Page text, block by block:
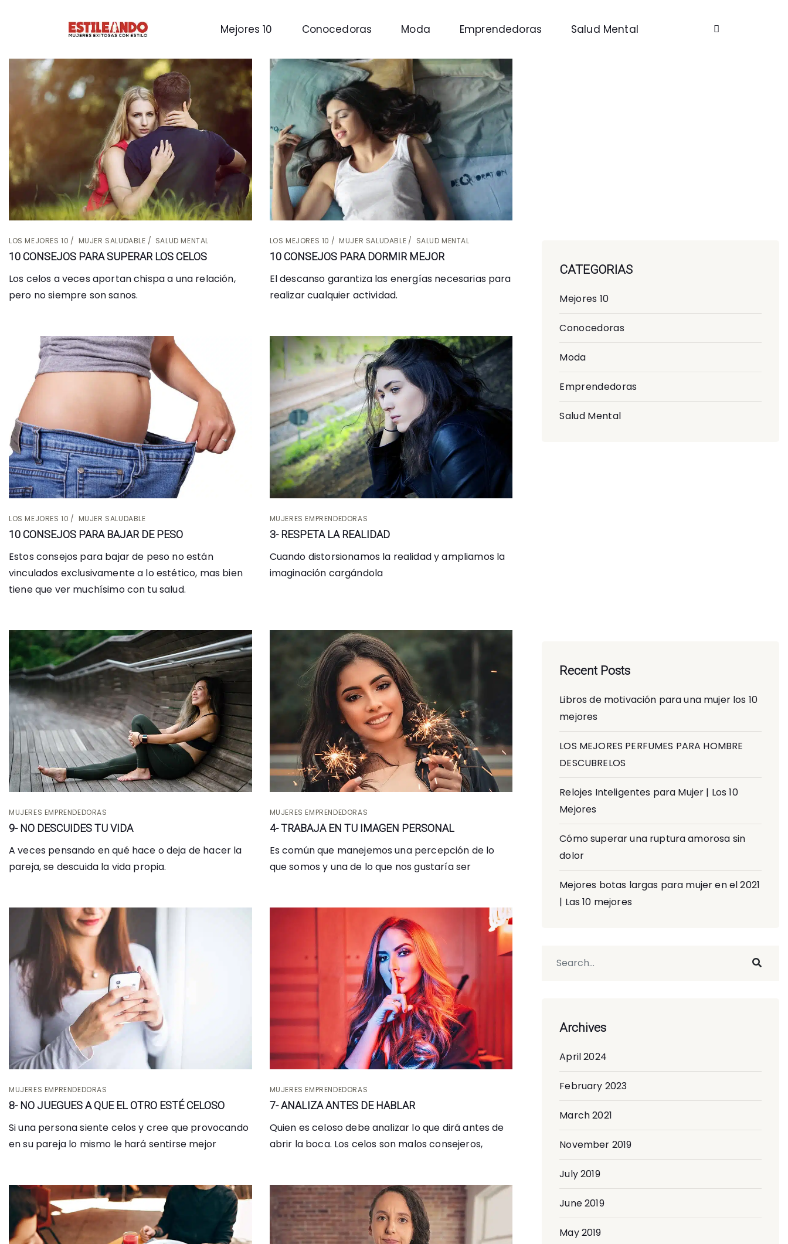
Mejores 10 Conocedoras Moda Emprendedoras Salud Mental
LOS MEJORES 10 MUJER SALUDABLE SALUD MENTAL
10 CONSEJOS PARA SUPERAR LOS CELOS
Los celos a veces aportan chispa a una relación,
pero no siempre son sanos.
LOS MEJORES 10 MUJER SALUDABLE SALUD MENTAL
10 CONSEJOS PARA DORMIR MEJOR
El descanso garantiza las energías necesarias para
realizar cualquier actividad.
LOS MEJORES 10 MUJER SALUDABLE
10 CONSEJOS PARA BAJAR DE PESO
Estos consejos para bajar de peso no están
vinculados exclusivamente a lo estético, mas bien
tiene que ver muchísimo con tu salud.
MUJERES EMPRENDEDORAS
3- RESPETA LA REALIDAD
Cuando distorsionamos la realidad y ampliamos la
imaginación cargándola
MUJERES EMPRENDEDORAS
9- NO DESCUIDES TU VIDA
A veces pensando en qué hace o deja de hacer la
pareja, se descuida la vida propia.
MUJERES EMPRENDEDORAS
4- TRABAJA EN TU IMAGEN PERSONAL
Es común que manejemos una percepción de lo
que somos y una de lo que nos gustaría ser
MUJERES EMPRENDEDORAS
8- NO JUEGUES A QUE EL OTRO ESTÉ CELOSO
Si una persona siente celos y cree que provocando
en su pareja lo mismo le hará sentirse mejor
MUJERES EMPRENDEDORAS
7- ANALIZA ANTES DE HABLAR
Quien es celoso debe analizar lo que dirá antes de
abrir la boca. Los celos son malos consejeros,
CATEGORIAS
Mejores 10
Conocedoras
Moda
Emprendedoras
Salud Mental
Recent Posts
Libros de motivación para una mujer los 10
mejores
LOS MEJORES PERFUMES PARA HOMBRE
DESCUBRELOS
Relojes Inteligentes para Mujer | Los 10
Mejores
Cómo superar una ruptura amorosa sin
dolor
Mejores botas largas para mujer en el 2021
| Las 10 mejores
Archives
April 2024
February 2023
March 2021
November 2019
July 2019
June 2019
May 2019